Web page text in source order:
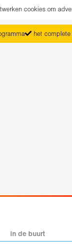
cookies om
het complete
in de buurt